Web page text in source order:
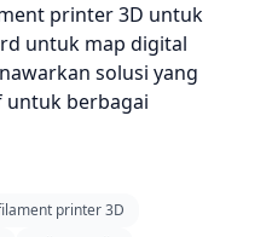
printer 3D untuk
untuk map digital
solusi yang
untuk berbagai
printer 3D